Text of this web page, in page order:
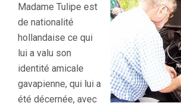
Madame Tulipe est
de nationalité
hollandaise ce qui
lui a valu son
identité amicale
gavapienne, qui lui a
été décernée, avec